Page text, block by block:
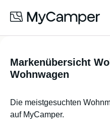
Markenübersicht
Wohnwagen
Die meistgesuchten
auf MyCamper.